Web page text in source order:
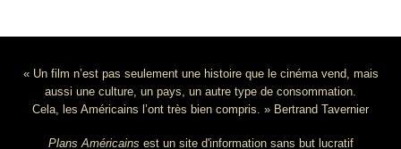
« Un film n’est pas seulement une histoire que le cinéma vend, mais
aussi une culture, un pays, un autre type de consommation.
Cela, les Américains l’ont très bien compris. » Bertrand Tavernier
Plans Américains est un site d'information sans but lucratif